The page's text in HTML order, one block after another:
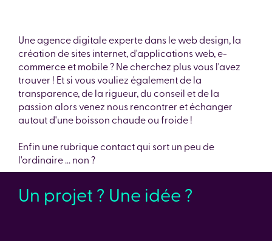
Une agence digitale experte dans le web design, la
création de sites internet, d'applications web, e-
commerce et mobile ? Ne cherchez plus vous l'avez
trouver ! Et si vous vouliez également de la
transparence, de la rigueur, du conseil et de la
passion alors venez nous rencontrer et échanger
autout d'une boisson chaude ou froide !
Enfin une rubrique contact qui sort un peu de
l'ordinaire ... non ?
Un projet ? Une idée ?